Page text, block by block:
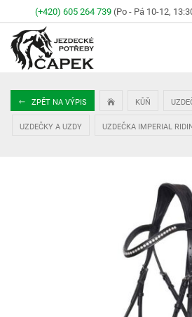
(+420) 605 264 739(Po - Pá 10-12,
ZPĚT NA VÝPIS KŮŇ
UZDEČKY A UZDY UZDEČKA IMPERIAL